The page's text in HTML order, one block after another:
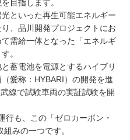
目指します。
といった再生可能エネルギー
、品川開発プロジェクトにお
需給一体となった「エネルギ
。
蓄電池を電源とするハイブリ
愛称：HYBARI）の開発を進
線で試験車両の実証試験を開
行も、この「ゼロカーボン・
みの一つです。